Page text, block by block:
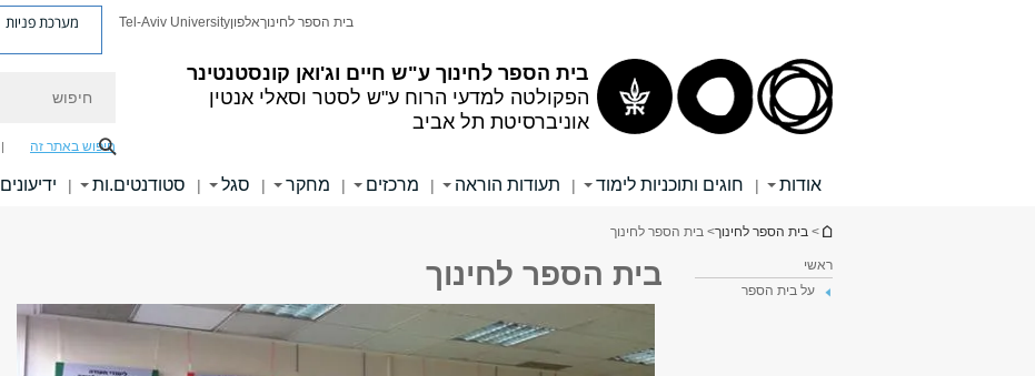
בית הספר לחינוך ע"ש חיים וג'ואן קונסטנטינר
הפקולטה למדעי הרוח ע"ש לסטר וסאלי אנטין
אוניברסיטת תל אביב
בית הספר לחינוךאלפוןTel-Aviv University מערכת פניות
חיפוש באתר זה
אודות | חוגים ותוכניות לימוד | תעודות הוראה | מרכזים | מחקר | סגל | סטודנטים.ות | ידיעונים
הינך נמצא כאן
> בית הספר לחינוך> בית הספר לחינוך
ראשי
על בית הספר
בית הספר לחינוך